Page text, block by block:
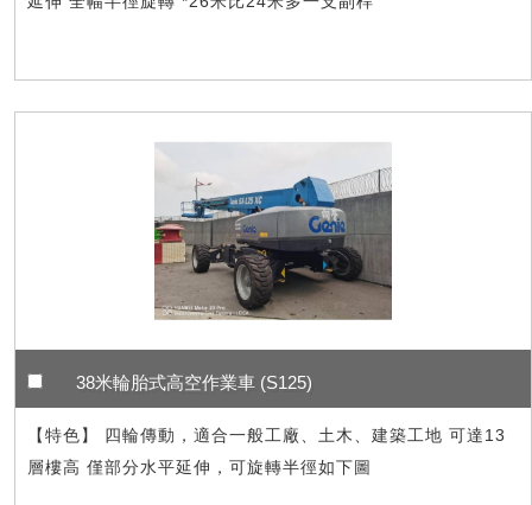
38米輪胎式高空作業車 (S125)
【特色】 四輪傳動，適合一般工廠、土木、建築工地 可達13
層樓高 僅部分水平延伸，可旋轉半徑如下圖